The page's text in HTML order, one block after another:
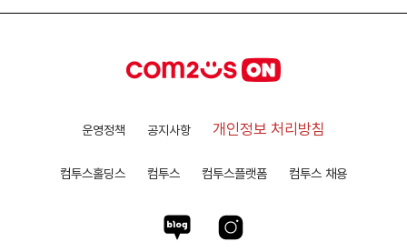
운영정책 공지사항 개인정보 처리방침
컴투스홀딩스 컴투스 컴투스플랫폼 컴투스 채용